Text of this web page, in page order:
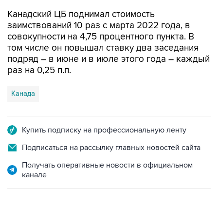
Канадский ЦБ поднимал стоимость
заимствований 10 раз с марта 2022 года, в
совокупности на 4,75 процентного пункта. В
том числе он повышал ставку два заседания
подряд – в июне и в июле этого года – каждый
раз на 0,25 п.п.
Канада
Купить подписку на профессиональную ленту
Подписаться на рассылку главных новостей сайта
Получать оперативные новости в официальном
канале